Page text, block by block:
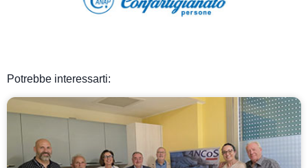
Potrebbe interessarti: